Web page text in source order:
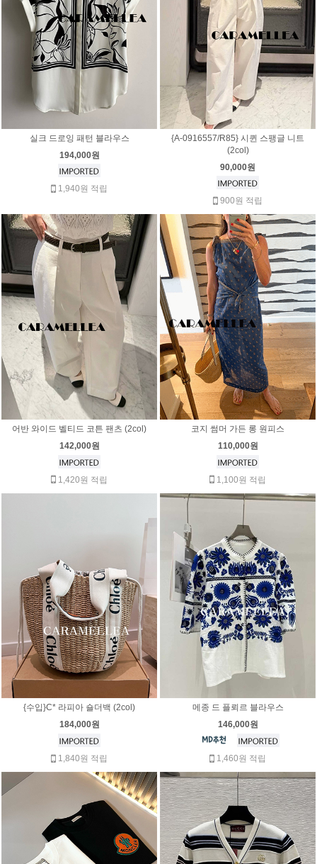
실크 드로잉 패턴 블라우스
194,000원
1,940원 적립
{A-0916557/R85} 시퀸 스팽글 니트
(2col)
90,000원
900원 적립
어반 와이드 벨티드 코튼 팬츠 (2col)
142,000원
1,420원 적립
코지 썸머 가든 롱 원피스
110,000원
1,100원 적립
{수입}C* 라피아 숄더백 (2col)
184,000원
1,840원 적립
메종 드 플뢰르 블라우스
146,000원
1,460원 적립